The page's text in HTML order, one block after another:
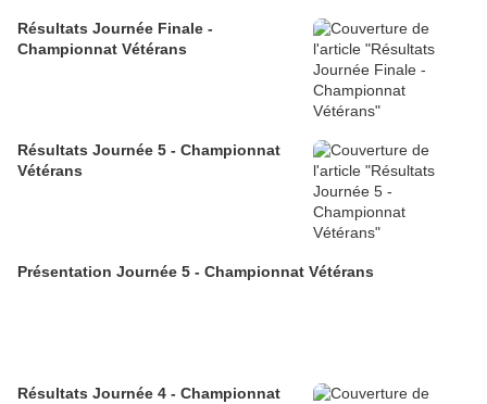
Résultats Journée Finale -
Championnat Vétérans
Résultats Journée 5 - Championnat
Vétérans
Présentation Journée 5 - Championnat Vétérans
Résultats Journée 4 - Championnat